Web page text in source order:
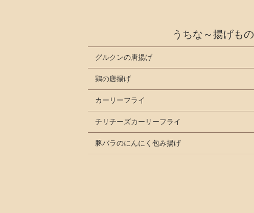
うちな～揚げもの
グルクンの唐揚げ
鶏の唐揚げ
カーリーフライ
チリチーズカーリーフライ
豚バラのにんにく包み揚げ